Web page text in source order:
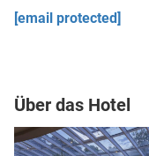
[email protected]
Über das Hotel